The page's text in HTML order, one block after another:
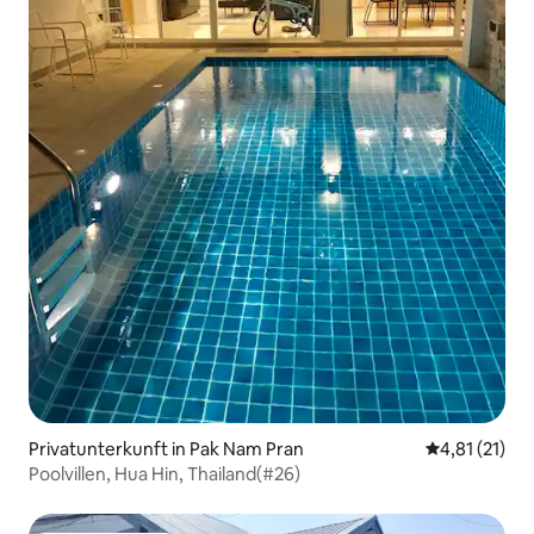
Privatunterkunft in Pak Nam Pran
4,81 (21)
Poolvillen, Hua Hin, Thailand(#26)